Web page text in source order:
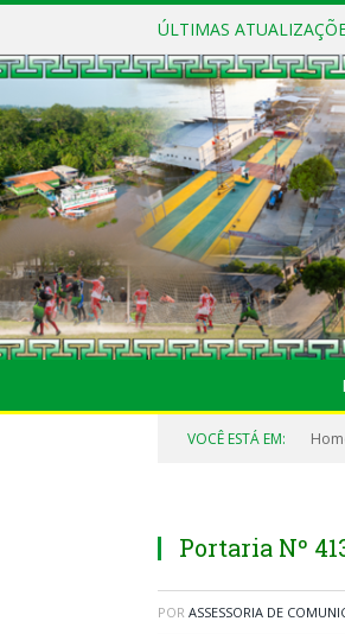
ÚLTIMAS
VOCÊ ESTÁ EM:
Portaria Nº
POR ASSESSORIA DE